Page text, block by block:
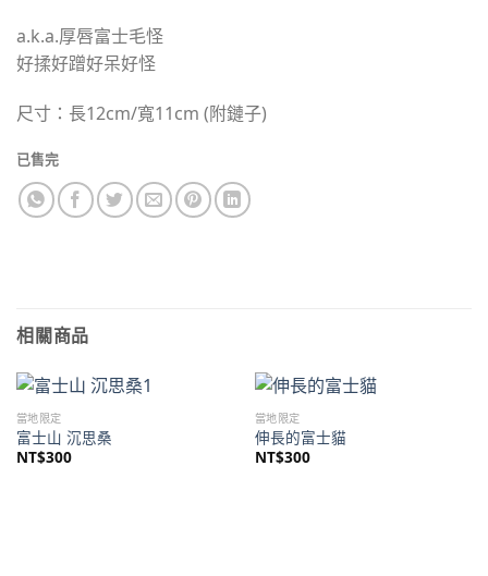
a.k.a.厚唇富士毛怪
好揉好蹭好呆好怪
尺寸：長12cm/寬11cm (附鏈子)
已售完
相關商品
當地限定
富士山 沉思桑
NT$300
當地限定
伸長的富士貓
NT$300